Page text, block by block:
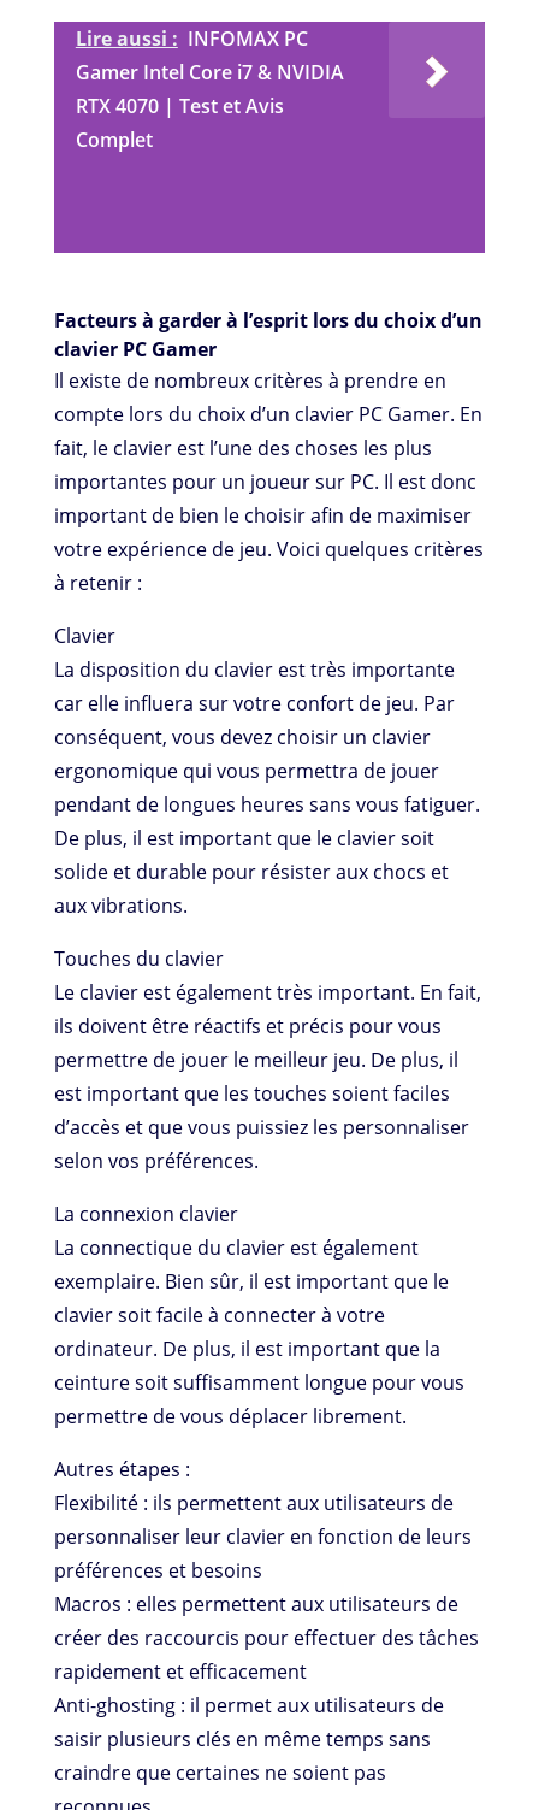
Lire aussi : INFOMAX PC
Gamer Intel Core i7 & NVIDIA
RTX 4070 | Test et Avis
Complet
Facteurs à garder à l’esprit lors du choix d’un
clavier PC Gamer
Il existe de nombreux critères à prendre en
compte lors du choix d’un clavier PC Gamer. En
fait, le clavier est l’une des choses les plus
importantes pour un joueur sur PC. Il est donc
important de bien le choisir afin de maximiser
votre expérience de jeu. Voici quelques critères
à retenir :
Clavier
La disposition du clavier est très importante
car elle influera sur votre confort de jeu. Par
conséquent, vous devez choisir un clavier
ergonomique qui vous permettra de jouer
pendant de longues heures sans vous fatiguer.
De plus, il est important que le clavier soit
solide et durable pour résister aux chocs et
aux vibrations.
Touches du clavier
Le clavier est également très important. En fait,
ils doivent être réactifs et précis pour vous
permettre de jouer le meilleur jeu. De plus, il
est important que les touches soient faciles
d’accès et que vous puissiez les personnaliser
selon vos préférences.
La connexion clavier
La connectique du clavier est également
exemplaire. Bien sûr, il est important que le
clavier soit facile à connecter à votre
ordinateur. De plus, il est important que la
ceinture soit suffisamment longue pour vous
permettre de vous déplacer librement.
Autres étapes :
Flexibilité : ils permettent aux utilisateurs de
personnaliser leur clavier en fonction de leurs
préférences et besoins
Macros : elles permettent aux utilisateurs de
créer des raccourcis pour effectuer des tâches
rapidement et efficacement
Anti-ghosting : il permet aux utilisateurs de
saisir plusieurs clés en même temps sans
craindre que certaines ne soient pas